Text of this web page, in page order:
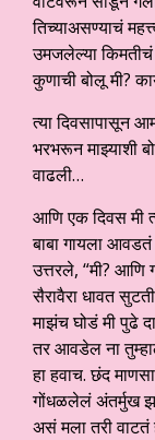
तिच्याअसण्याचं
उमजलेल्या किमतीचं
कुणाची बोलू मी?
त्या दिवसापासून
भरभरून माझ्याशी
वाढली…
आणि एक दिवस मी
बाबा गायला आवडतं
उत्तरले, “मी? आणि
सैरावैरा धावत
माझंच घोडं मी पुढे
तर आवडेल ना
हा हवाच. छंद
गोंधळलेलं अंतर्मुख
असं मला तरी वाटतं